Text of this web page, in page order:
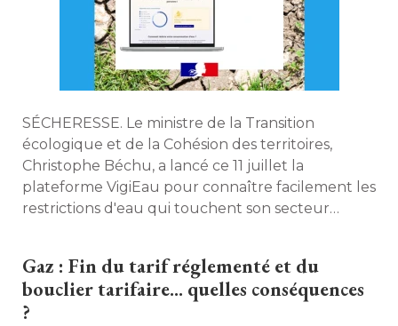
SÉCHERESSE. Le ministre de la Transition
écologique et de la Cohésion des territoires,
Christophe Béchu, a lancé ce 11 juillet la
plateforme VigiEau pour connaître facilement les
restrictions d'eau qui touchent son secteur
Gaz : Fin du tarif réglementé et du
bouclier tarifaire... quelles conséquences
?